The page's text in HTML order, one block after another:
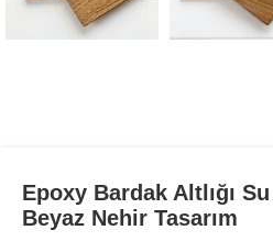
Epoxy Bardak Altlığı Su
Beyaz Nehir Tasarım